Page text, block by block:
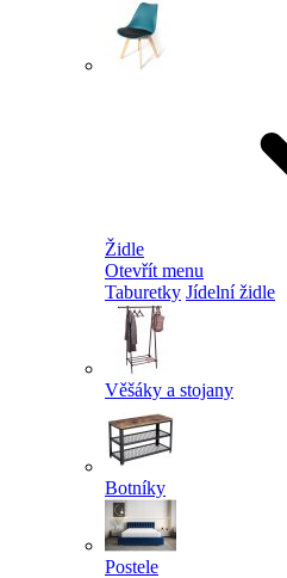
Židle
Otevřít menu
Taburetky Jídelní židle
Věšáky a stojany
Botníky
Postele